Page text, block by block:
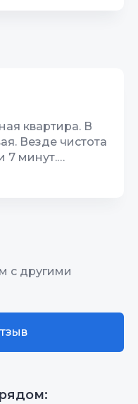
квартира. В
Везде чистота
7 минут.
Через 2
с другими